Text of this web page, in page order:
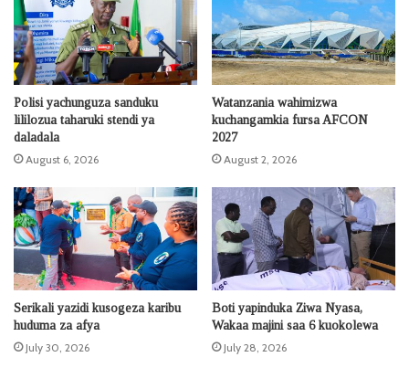
Polisi yachunguza sanduku
lililozua taharuki stendi ya
daladala
August 6, 2026
Watanzania wahimizwa
kuchangamkia fursa AFCON
2027
August 2, 2026
Serikali yazidi kusogeza karibu
huduma za afya
July 30, 2026
Boti yapinduka Ziwa Nyasa,
Wakaa majini saa 6 kuokolewa
July 28, 2026